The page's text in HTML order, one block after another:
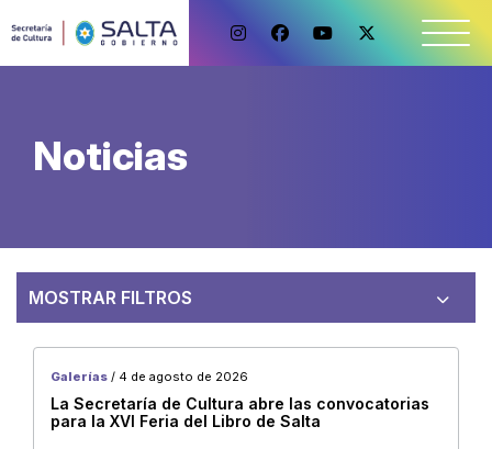
Noticias
MOSTRAR FILTROS
Categorías
Noticias
Galerías / 4 de agosto de 2026
La Secretaría de Cultura abre las convocatorias
para la XVI Feria del Libro de Salta